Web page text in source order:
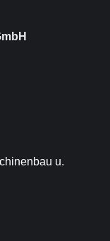
u.